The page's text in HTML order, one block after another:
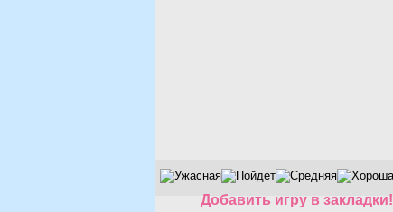
Добавить игру в закладки!